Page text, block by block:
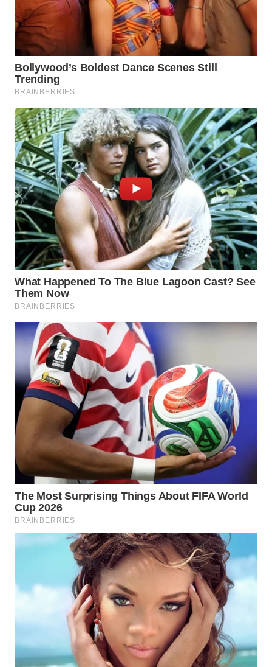
WN
PRIANGAN
TIMUR
WN
SEMARANG
WN
SOLO
WN
BOROBUDUR
WN
MADURA
WN
SURABAYA
WN
NATUNA
WN
BINTAN
WN
MANDALIKA
LIKUPANG
WN
LABUANBAJO
WN
Group
NEWS
WAHANA